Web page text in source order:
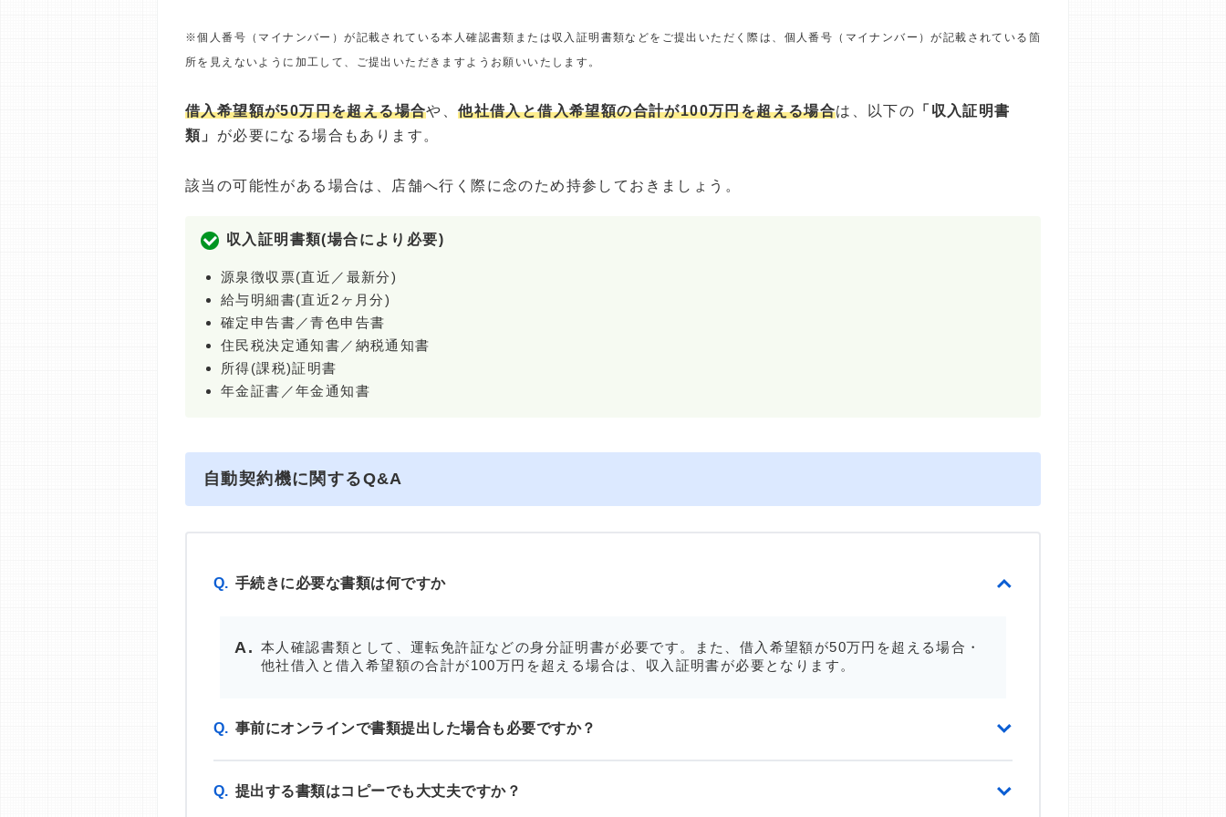
※個人番号（マイナンバー）が記載されている本人確認書類または収入証明書類などをご提出いただく際は、個人番号（マイナンバー）が記載されている箇
所を見えないように加工して、ご提出いただきますようお願いいたします。
借入希望額が50万円を超える場合や、他社借入と借入希望額の合計が100万円を超える場合は、以下の 「収入証明書
類」 が必要になる場合もあります。
該当の可能性がある場合は、店舗へ行く際に念のため持参しておきましょう。
収入証明書類(場合により必要)
源泉徴収票(直近／最新分)
給与明細書(直近2ヶ月分)
確定申告書／青色申告書
住民税決定通知書／納税通知書
所得(課税)証明書
年金証書／年金通知書
自動契約機に関するQ&A
Q. 手続きに必要な書類は何ですか
本人確認書類として、運転免許証などの身分証明書が必要です。また、借入希望額が50万円を超える場合・
他社借入と借入希望額の合計が100万円を超える場合は、収入証明書が必要となります。
Q. 事前にオンラインで書類提出した場合も必要ですか？
Q. 提出する書類はコピーでも大丈夫ですか？